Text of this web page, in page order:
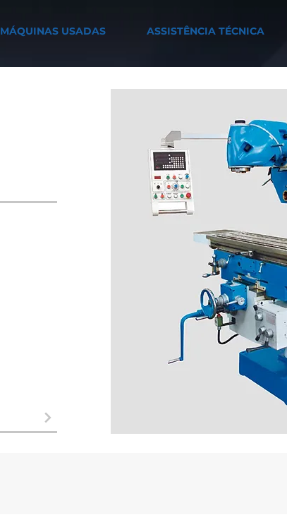
MÁQUINAS USADAS ASSISTÊNCIA TÉCNICA